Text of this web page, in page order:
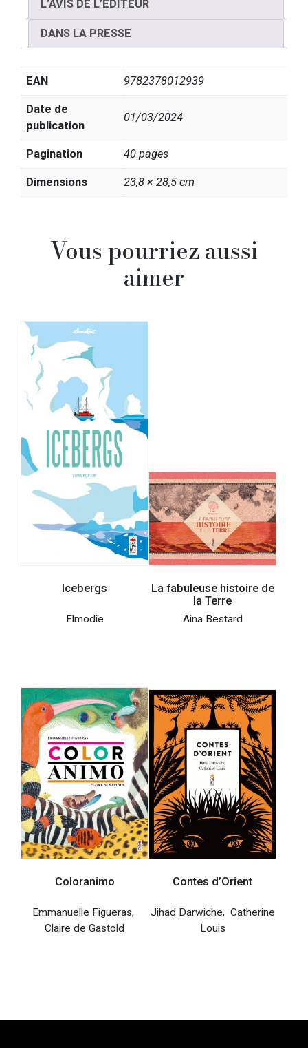
L’AVIS DE L’ÉDITEUR
DANS LA PRESSE
EAN 9782378012939
Date de
publication
01/03/2024
Pagination 40 pages
Dimensions 23,8 × 28,5 cm
Vous pourriez aussi
aimer
Icebergs
Elmodie
La fabuleuse histoire de
la Terre
Aina Bestard
Coloranimo
Emmanuelle Figueras,
Claire de Gastold
Contes d’Orient
Jihad Darwiche, Catherine
Louis